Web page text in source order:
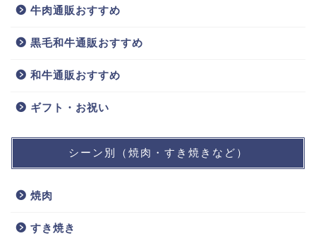
牛肉通販おすすめ
黒毛和牛通販おすすめ
和牛通販おすすめ
ギフト・お祝い
シーン別（焼肉・すき焼きなど）
焼肉
すき焼き